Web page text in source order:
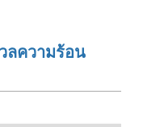
ลความร้อน